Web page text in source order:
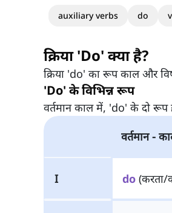
auxiliary verbs do
क्रिया 'Do' क्या है?
क्रिया 'do' का रूप काल और
'Do' के विभिन्न रूप
वर्तमान काल में, 'do' के दो रूप
वर्तमान -
I do(करता/